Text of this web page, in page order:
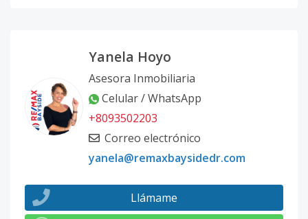
-11
Modelo 11
Código 1020 -1
- - -
Yanela Hoyo
Asesora Inmobiliaria
Celular / WhatsApp
+8093502203
Correo electrónico
yanela@remaxbaysidedr.com
Llámame